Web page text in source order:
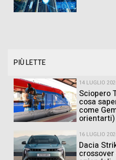
PIÙ LETTE
14 LUGLIO
Sciopero
cosa
come
orientarti)
16 LUGLIO
Dacia